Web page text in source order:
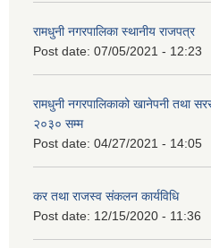
रामधुनी नगरपालिका स्थानीय राजपत्र
Post date: 07/05/2021 - 12:23
रामधुनी नगरपालिकाको खानेपनी तथा
२०३० सम्म
Post date: 04/27/2021 - 14:05
कर तथा राजस्व संकलन कार्यविधि
Post date: 12/15/2020 - 11:36